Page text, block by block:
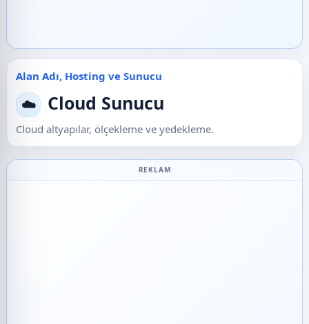
Alan Adı, Hosting ve Sunucu
☁️ Cloud Sunucu
Cloud altyapılar, ölçekleme ve yedekleme.
REKLAM